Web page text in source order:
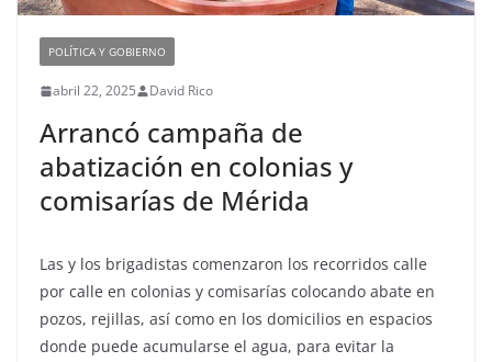
POLÍTICA Y GOBIERNO
abril 22, 2025 David Rico
Arrancó campaña de
abatización en colonias y
comisarías de Mérida
Las y los brigadistas comenzaron los recorridos calle
por calle en colonias y comisarías colocando abate en
pozos, rejillas, así como en los domicilios en espacios
donde puede acumularse el agua, para evitar la